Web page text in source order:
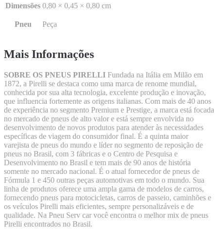
Dimensões 0,80 × 0,45 × 0,80 cm
Pneu Peça
Mais Informações
SOBRE OS PNEUS PIRELLI Fundada na Itália em Milão em
1872, a Pirelli se destaca como uma marca de renome mundial,
conhecida por sua alta tecnologia, excelente produção e inovação,
que influencia fortemente as origens italianas. Com mais de 40 anos
de experiência no segmento Premium e Prestige, a marca está focada
no mercado de pneus de alto valor e está sempre envolvida no
desenvolvimento de novos produtos para atender às necessidades
específicas de viagem do consumidor final. É a quinta maior
varejista de pneus do mundo e líder no segmento de reposição de
pneus no Brasil, com 3 fábricas e o Centro de Pesquisa e
Desenvolvimento no Brasil e tem mais de 90 anos de história
somente no mercado nacional. É o atual fornecedor de pneus de
Fórmula 1 e 450 outras peças automotivas em todo o mundo. Sua
linha de produtos oferece uma ampla gama de modelos de carros,
fornecendo pneus para motocicletas, carros de passeio, caminhões e
os veículos Pirelli mais eficientes, sempre personalizáveis ​​e de
qualidade. Na Pneu Serv car você encontra o melhor mix de pneus
Pirelli encontrados no Brasil.